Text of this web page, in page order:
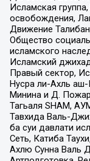
Исламская
освобождения,
Движение
Общество
исламского
Исламский
Правый сектор,
Нусра ли-Ахль
Минина и Д.
Тагьаля SHAM,
Тавхида Валь-
ба суи давлати
Сеть, Катиба
Ахлю Сунна Валь